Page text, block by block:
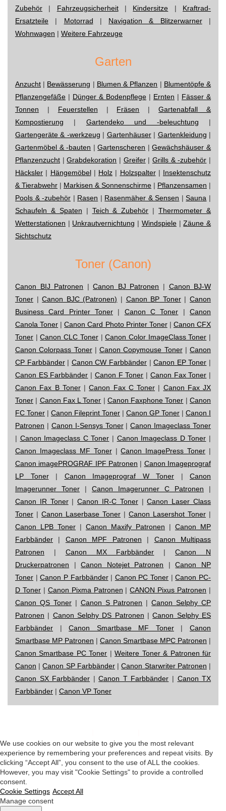
Zubehör | Fahrzeugsicherheit| Kindersitze | Kraftrad-
Ersatzteile | Motorrad | Navigation & Blitzerwarner|
Wohnwagen | Weitere Fahrzeuge
Garten
Anzucht | Bewässerung | Blumen & Pflanzen | Blumentöpfe &
Pflanzengefäße | Dünger & Bodenpflege | Ernten | Fässer &
Tonnen | Feuerstellen | Fräsen |Gartenabfall &
Kompostierung | Gartendeko und -beleuchtung |
Gartengeräte & -werkzeug | Gartenhäuser| Gartenkleidung |
Gartenmöbel & -bauten |Gartenscheren |Gewächshäuser &
Pflanzenzucht |Grabdekoration | Greifer|Grills & -zubehör |
Häcksler | Hängemöbel| Holz | Holzspalter| Insektenschutz
& Tierabwehr | Markisen & Sonnenschirme | Pflanzensamen |
Pools & -zubehör | Rasen | Rasenmäher & Sensen |Sauna |
Schaufeln & Spaten | Teich & Zubehör |Thermometer &
Wetterstationen | Unkrautvernichtung | Windspiele|Zäune &
Sichtschutz
Toner (Canon)
Canon BIJ Patronen |Canon BJ Patronen | Canon BJ-W
Toner |Canon BJC (Patronen) | Canon BP Toner|Canon
Business Card Printer Toner | Canon C Toner |Canon
Canola Toner |Canon Card Photo Printer Toner| Canon CFX
Toner |Canon CLC Toner|Canon Color ImageClass Toner |
Canon Colorpass Toner| Canon Copymouse Toner| Canon
CP Farbbänder| Canon CW Farbbänder |Canon EP Toner |
Canon ES Farbbänder | Canon F Toner | Canon Fax Toner |
Canon Fax B Toner|Canon Fax C Toner | Canon Fax JX
Toner | Canon Fax L Toner | Canon Faxphone Toner |Canon
FC Toner | Canon Fileprint Toner | Canon GP Toner | Canon I
Patronen | Canon I-Sensys Toner|Canon Imageclass Toner
| Canon Imageclass C Toner | Canon Imageclass D Toner |
Canon Imageclass MF Toner|Canon ImagePress Toner |
Canon imagePROGRAF IPF Patronen | Canon Imageprograf
LP Toner| Canon Imageprograf W Toner | Canon
Imagerunner Toner | Canon Imagerunner C Patronen |
Canon IR Toner|Canon IR-C Toner|Canon Laser Class
Toner | Canon Laserbase Toner | Canon Lasershot Toner |
Canon LPB Toner | Canon Maxify Patronen | Canon MP
Farbbänder | Canon MPF Patronen | Canon Multipass
Patronen | Canon MX Farbbänder |Canon N
Druckerpatronen |Canon Notejet Patronen |Canon NP
Toner |Canon P Farbbänder| Canon PC Toner |Canon PC-
D Toner| Canon Pixma Patronen |CANON Pixus Patronen |
Canon QS Toner| Canon S Patronen |Canon Selphy CP
Patronen | Canon Selphy DS Patronen |Canon Selphy ES
Farbbänder |Canon Smartbase MF Toner|Canon
Smartbase MP Patronen | Canon Smartbase MPC Patronen |
Canon Smartbase PC Toner |Weitere Toner & Patronen für
Canon |Canon SP Farbbänder|Canon Starwriter Patronen |
Canon SX Farbbänder |Canon T Farbbänder | Canon TX
Farbbänder | Canon VP Toner
We use cookies on our website to give you the most relevant
experience by remembering your preferences and repeat visits. By
clicking “Accept All”, you consent to the use of ALL the cookies.
However, you may visit "Cookie Settings" to provide a controlled
consent.
Cookie Settings Accept All
Manage consent